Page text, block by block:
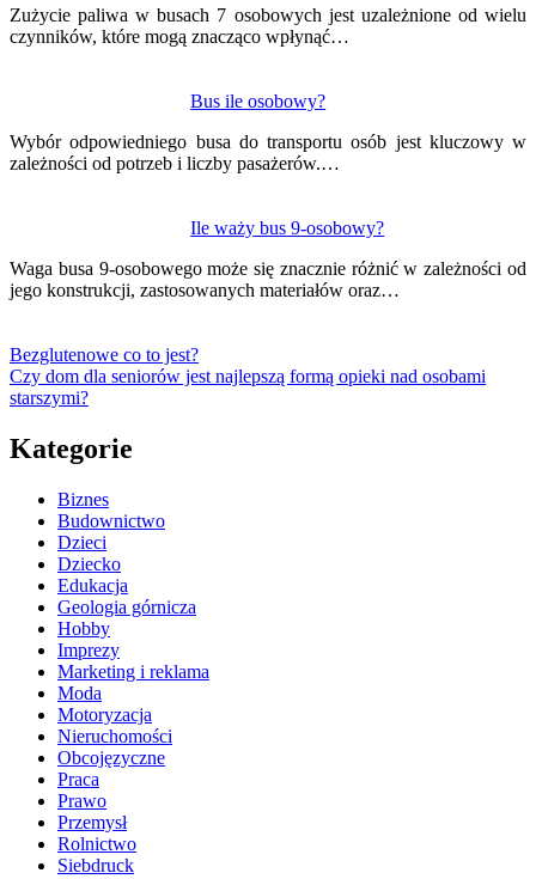
Zużycie paliwa w busach 7 osobowych jest uzależnione od wielu
czynników, które mogą znacząco wpłynąć…
Bus ile osobowy?
Wybór odpowiedniego busa do transportu osób jest kluczowy w
zależności od potrzeb i liczby pasażerów.…
Ile waży bus 9-osobowy?
Waga busa 9-osobowego może się znacznie różnić w zależności od
jego konstrukcji, zastosowanych materiałów oraz…
Bezglutenowe co to jest?
Czy dom dla seniorów jest najlepszą formą opieki nad osobami
starszymi?
Kategorie
Biznes
Budownictwo
Dzieci
Dziecko
Edukacja
Geologia górnicza
Hobby
Imprezy
Marketing i reklama
Moda
Motoryzacja
Nieruchomości
Obcojęzyczne
Praca
Prawo
Przemysł
Rolnictwo
Siebdruck